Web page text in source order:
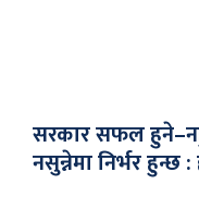
सरकार सफल
नसुन्नेमा निर्भर हुन्छ